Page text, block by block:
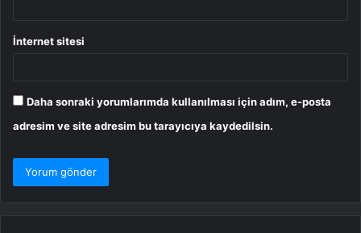
İnternet sitesi
Daha sonraki yorumlarımda kullanılması için adım, e-posta
adresim ve site adresim bu tarayıcıya kaydedilsin.